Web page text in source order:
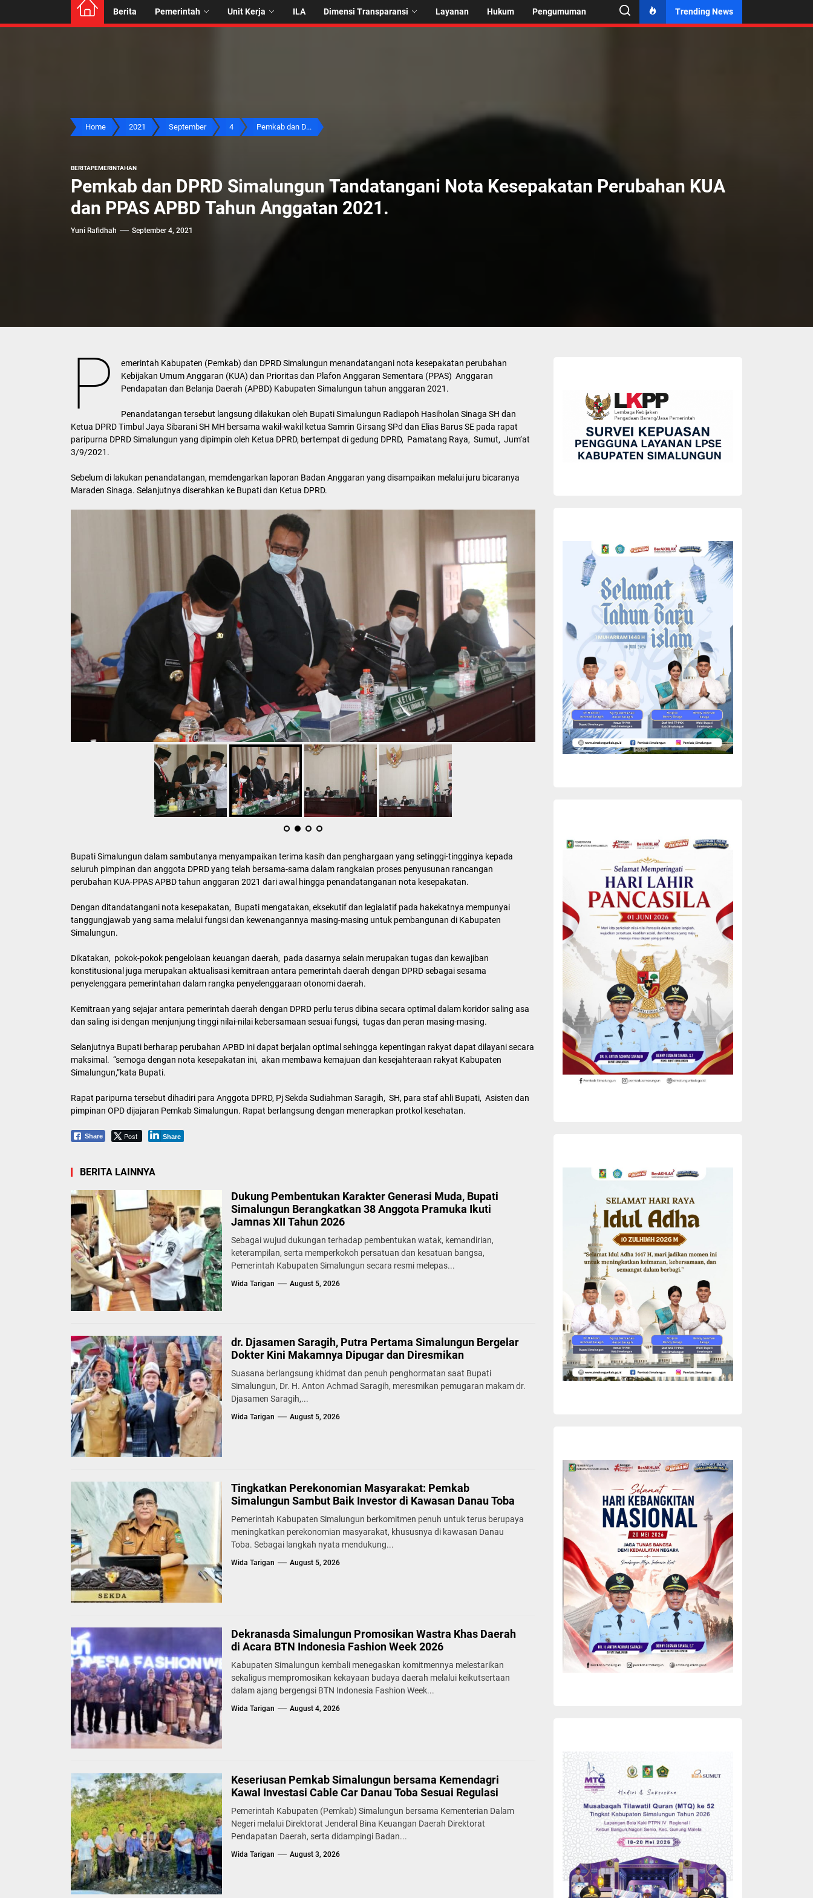
Berita Pemerintah Unit Kerja ILA Dimensi Transparansi Layanan Hukum Pengumuman Trending News
Home 2021 September 4 Pemkab dan D...
BERITAPEMERINTAHAN
Pemkab dan DPRD Simalungun Tandatangani Nota Kesepakatan Perubahan KUA
dan PPAS APBD Tahun Anggatan 2021.
Yuni Rafidhah September 4, 2021
P
emerintah Kabupaten (Pemkab) dan DPRD Simalungun menandatangani nota kesepakatan perubahan
Kebijakan Umum Anggaran (KUA) dan Prioritas dan Plafon Anggaran Sementara (PPAS) Anggaran
Pendapatan dan Belanja Daerah (APBD) Kabupaten Simalungun tahun anggaran 2021.
Penandatangan tersebut langsung dilakukan oleh Bupati Simalungun Radiapoh Hasiholan Sinaga SH dan
Ketua DPRD Timbul Jaya Sibarani SH MH bersama wakil-wakil ketua Samrin Girsang SPd dan Elias Barus SE pada rapat
paripurna DPRD Simalungun yang dipimpin oleh Ketua DPRD, bertempat di gedung DPRD, Pamatang Raya, Sumut, Jum’at
3/9/2021.
Sebelum di lakukan penandatangan, memdengarkan laporan Badan Anggaran yang disampaikan melalui juru bicaranya
Maraden Sinaga. Selanjutnya diserahkan ke Bupati dan Ketua DPRD.
Bupati Simalungun dalam sambutanya menyampaikan terima kasih dan penghargaan yang setinggi-tingginya kepada
seluruh pimpinan dan anggota DPRD yang telah bersama-sama dalam rangkaian proses penyusunan rancangan
perubahan KUA-PPAS APBD tahun anggaran 2021 dari awal hingga penandatanganan nota kesepakatan.
Dengan ditandatangani nota kesepakatan, Bupati mengatakan, eksekutif dan legialatif pada hakekatnya mempunyai
tanggungjawab yang sama melalui fungsi dan kewenangannya masing-masing untuk pembangunan di Kabupaten
Simalungun.
Dikatakan, pokok-pokok pengelolaan keuangan daerah, pada dasarnya selain merupakan tugas dan kewajiban
konstitusional juga merupakan aktualisasi kemitraan antara pemerintah daerah dengan DPRD sebagai sesama
penyelenggara pemerintahan dalam rangka penyelenggaraan otonomi daerah.
Kemitraan yang sejajar antara pemerintah daerah dengan DPRD perlu terus dibina secara optimal dalam koridor saling asa
dan saling isi dengan menjunjung tinggi nilai-nilai kebersamaan sesuai fungsi, tugas dan peran masing-masing.
Selanjutnya Bupati berharap perubahan APBD ini dapat berjalan optimal sehingga kepentingan rakyat dapat dilayani secara
maksimal. “semoga dengan nota kesepakatan ini, akan membawa kemajuan dan kesejahteraan rakyat Kabupaten
Simalungun,”kata Bupati.
Rapat paripurna tersebut dihadiri para Anggota DPRD, Pj Sekda Sudiahman Saragih, SH, para staf ahli Bupati, Asisten dan
pimpinan OPD dijajaran Pemkab Simalungun. Rapat berlangsung dengan menerapkan protkol kesehatan.
Share Post Share
BERITA LAINNYA
Dukung Pembentukan Karakter Generasi Muda, Bupati
Simalungun Berangkatkan 38 Anggota Pramuka Ikuti
Jamnas XII Tahun 2026
Sebagai wujud dukungan terhadap pembentukan watak, kemandirian,
keterampilan, serta memperkokoh persatuan dan kesatuan bangsa,
Pemerintah Kabupaten Simalungun secara resmi melepas...
Wida Tarigan August 5, 2026
dr. Djasamen Saragih, Putra Pertama Simalungun Bergelar
Dokter Kini Makamnya Dipugar dan Diresmikan
Suasana berlangsung khidmat dan penuh penghormatan saat Bupati
Simalungun, Dr. H. Anton Achmad Saragih, meresmikan pemugaran makam dr.
Djasamen Saragih,...
Wida Tarigan August 5, 2026
Tingkatkan Perekonomian Masyarakat: Pemkab
Simalungun Sambut Baik Investor di Kawasan Danau Toba
Pemerintah Kabupaten Simalungun berkomitmen penuh untuk terus berupaya
meningkatkan perekonomian masyarakat, khususnya di kawasan Danau
Toba. Sebagai langkah nyata mendukung...
Wida Tarigan August 5, 2026
Dekranasda Simalungun Promosikan Wastra Khas Daerah
di Acara BTN Indonesia Fashion Week 2026
Kabupaten Simalungun kembali menegaskan komitmennya melestarikan
sekaligus mempromosikan kekayaan budaya daerah melalui keikutsertaan
dalam ajang bergengsi BTN Indonesia Fashion Week...
Wida Tarigan August 4, 2026
Keseriusan Pemkab Simalungun bersama Kemendagri
Kawal Investasi Cable Car Danau Toba Sesuai Regulasi
Pemerintah Kabupaten (Pemkab) Simalungun bersama Kementerian Dalam
Negeri melalui Direktorat Jenderal Bina Keuangan Daerah Direktorat
Pendapatan Daerah, serta didampingi Badan...
Wida Tarigan August 3, 2026